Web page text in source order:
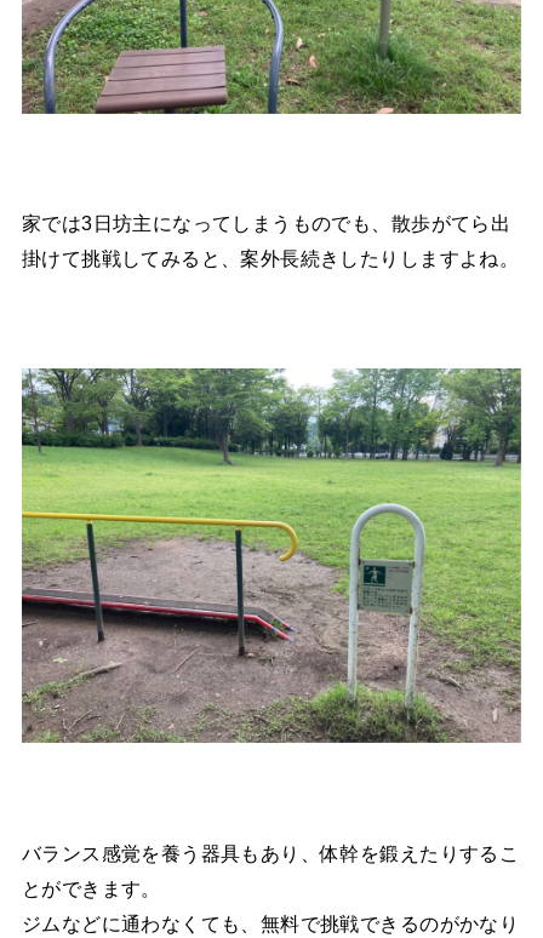
家では3日坊主になってしまうものでも、散歩がてら出
掛けて挑戦してみると、案外長続きしたりしますよね。
バランス感覚を養う器具もあり、体幹を鍛えたりするこ
とができます。
ジムなどに通わなくても、無料で挑戦できるのがかなり